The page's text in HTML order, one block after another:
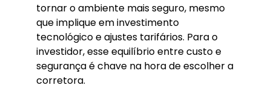
tornar o ambiente mais seguro, mesmo
que implique em investimento
tecnológico e ajustes tarifários. Para o
investidor, esse equilíbrio entre custo e
segurança é chave na hora de escolher a
corretora.